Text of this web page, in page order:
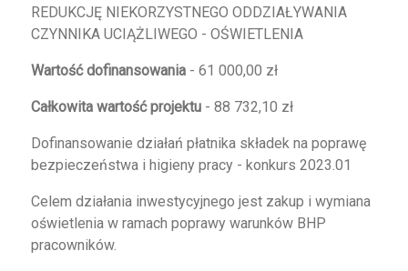
REDUKCJĘ NIEKORZYSTNEGO ODDZIAŁYWANIA
CZYNNIKA UCIĄŻLIWEGO - OŚWIETLENIA
Wartość dofinansowania- 61 000,00 zł
Całkowita wartość projektu- 88 732,10 zł
Dofinansowanie działań płatnika składek na poprawę
bezpieczeństwa i higieny pracy - konkurs 2023.01
Celem działania inwestycyjnego jest zakup i wymiana
oświetlenia w ramach poprawy warunków BHP
pracowników.